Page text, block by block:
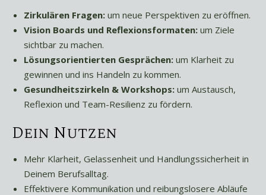
Zirkulären Fragen: um neue Perspektiven zu eröffnen.
Vision Boards und Reflexionsformaten: um Ziele
sichtbar zu machen.
Lösungsorientierten Gesprächen: um Klarheit zu
gewinnen und ins Handeln zu kommen.
Gesundheitszirkeln & Workshops: um Austausch,
Reflexion und Team-Resilienz zu fördern.
Dein Nutzen
Mehr Klarheit, Gelassenheit und Handlungssicherheit in
Deinem Berufsalltag.
Effektivere Kommunikation und reibungslosere Abläufe